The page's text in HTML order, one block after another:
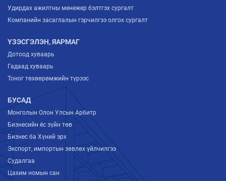
Удирдах ажилтны менежер бэлтгэх сургалт
Компанийн засаглалын гэрчилгээ олгох сургалт
ҮЗЭСГЭЛЭН, ЯАРМАГ
Дотоод хуваарь
Гадаад хуваарь
Тоног төхөөрөмжийн түрээс
БУСАД
Монголын Олон Улсын Арбитр
Бизнесийн ёс зүйн төв
Бизнес ба Хүний эрх
Экспорт, импортын зөвлөх үйлчилгээ
Судалгаа
Цахим номын сан